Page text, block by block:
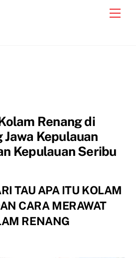
Renang di
Jawa Kepulauan
Kepulauan Seribu
TAU APA ITU KOLAM
CARA MERAWAT
RENANG